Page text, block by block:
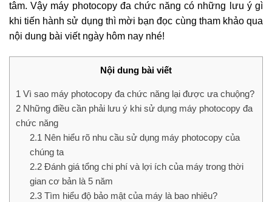
tâm. Vậy máy photocopy đa chức năng có những lưu ý gì
khi tiến hành sử dụng thì mời bạn đọc cùng tham khảo qua
nội dung bài viết ngày hôm nay nhé!
Nội dung bài viết
1 Vì sao máy photocopy đa chức năng lại được ưa chuộng?
2 Những điều cần phải lưu ý khi sử dụng máy photocopy đa
chức năng
2.1 Nên hiểu rõ nhu cầu sử dụng máy photocopy của
chúng ta
2.2Đánh giá tổng chi phí và lợi ích của máy trong thời
gian cơ bản là 5 năm
2.3Tìm hiểu độ bảo mật của máy là bao nhiêu?